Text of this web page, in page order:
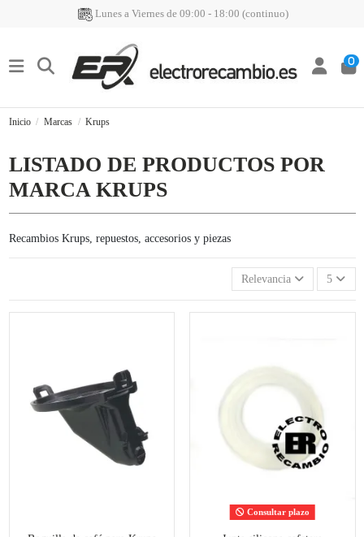
Lunes a Viernes de 09:00 - 18:00 (continuo)
0
Inicio Marcas Krups
LISTADO DE PRODUCTOS POR
MARCA KRUPS
Recambios Krups, repuestos, accesorios y piezas
Relevancia 5
Consultar plazo